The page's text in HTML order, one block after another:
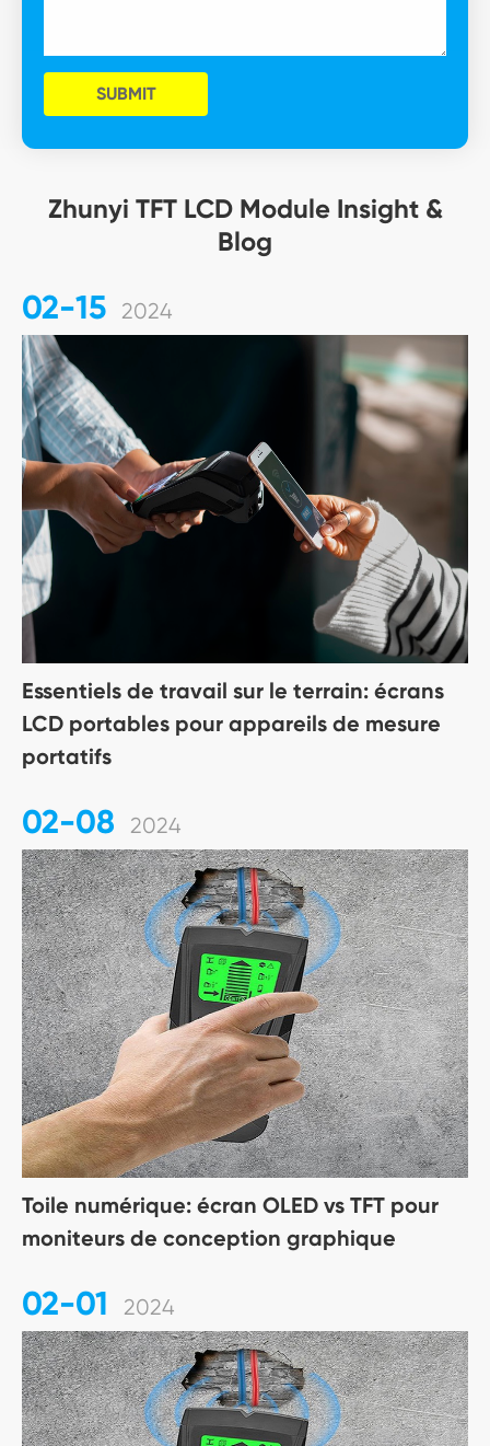
SUBMIT
Zhunyi TFT LCD Module Insight &
Blog
02-15 2024
Essentiels de travail sur le terrain: écrans
LCD portables pour appareils de mesure
portatifs
02-08 2024
Toile numérique: écran OLED vs TFT pour
moniteurs de conception graphique
02-01 2024